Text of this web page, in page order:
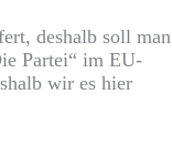
deshalb soll man
Partei“ im EU-
wir es hier